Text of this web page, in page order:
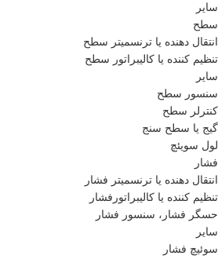
سایر
سطح
انتقال دهنده یا ترنسمیتر سطح
تنظیم کننده یا کالیبراتور سطح
سایر
سنسور سطح
کنترلر سطح
گیج یا سطح سنج
لول سویئچ
فشار
انتقال دهنده یا ترنسمیتر فشار
تنظیم کننده یا کالیبراتورفشار
حسگر فشار، سنسور فشار
سایر
سوئیچ فشار